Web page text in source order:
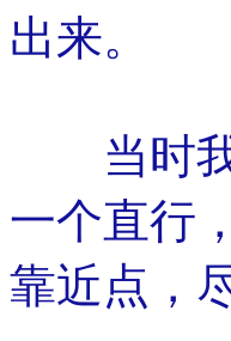
出来。
当时我
一个直行
靠近点，